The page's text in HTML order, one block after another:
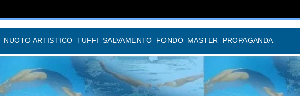
NUOTO ARTISTICO TUFFI SALVAMENTO FONDO MASTER PROPAGANDA